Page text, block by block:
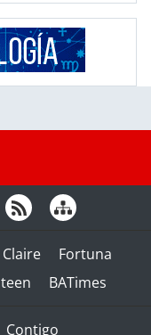
Fortuna
BATimes
Contigo